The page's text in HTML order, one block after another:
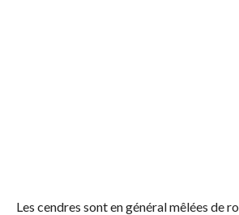
Les cendres sont en général mêlées de